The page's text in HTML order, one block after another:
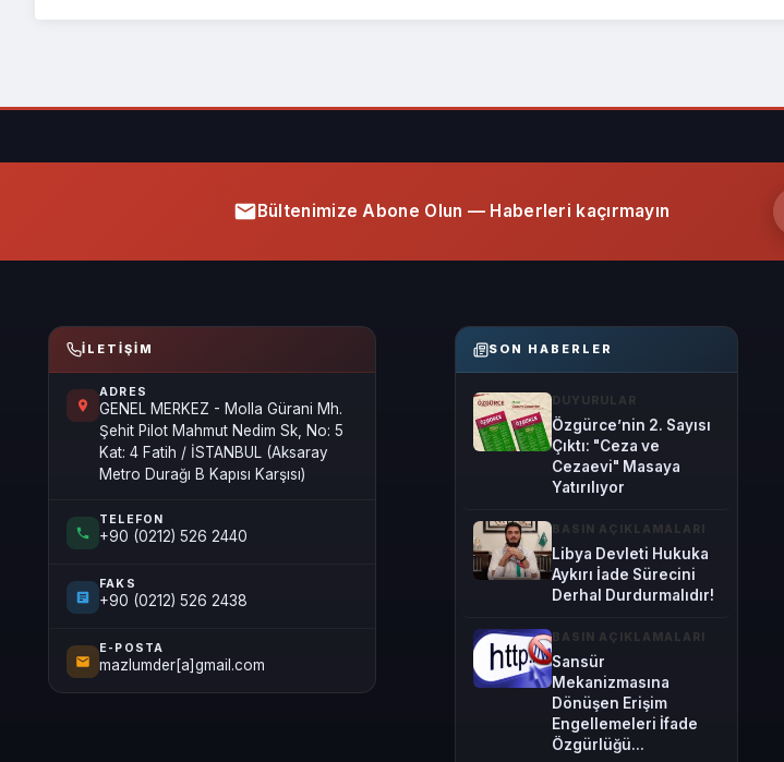
Bültenimize Abone Olun — Haberleri kaçırmayın
İLETIŞIM
ADRES
GENEL MERKEZ - Molla Gürani Mh.
Şehit Pilot Mahmut Nedim Sk, No: 5
Kat: 4 Fatih / İSTANBUL (Aksaray
Metro Durağı B Kapısı Karşısı)
TELEFON
+90 (0212) 526 2440
FAKS
+90 (0212) 526 2438
E-POSTA
mazlumder[a]gmail.com
SON HABERLER
DUYURULAR
Özgürce’nin 2. Sayısı
Çıktı: "Ceza ve
Cezaevi" Masaya
Yatırılıyor
BASIN AÇIKLAMALARI
Libya Devleti Hukuka
Aykırı İade Sürecini
Derhal Durdurmalıdır!
BASIN AÇIKLAMALARI
Sansür
Mekanizmasına
Dönüşen Erişim
Engellemeleri İfade
Özgürlüğü...